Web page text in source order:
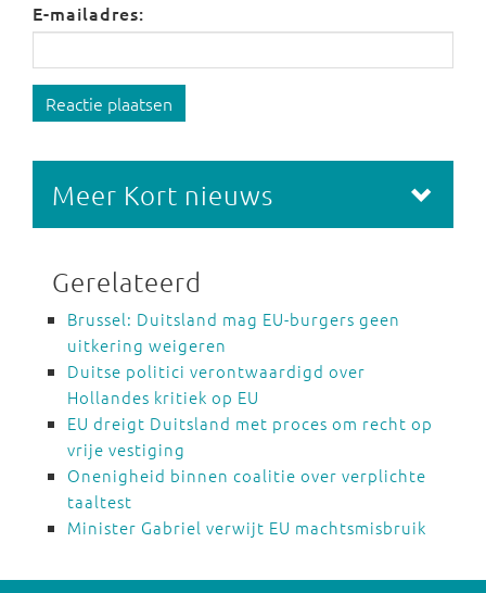
E-mailadres:
Reactie plaatsen
Meer Kort nieuws
Gerelateerd
Brussel: Duitsland mag EU-burgers geen
uitkering weigeren
Duitse politici verontwaardigd over
Hollandes kritiek op EU
EU dreigt Duitsland met proces om recht op
vrije vestiging
Onenigheid binnen coalitie over verplichte
taaltest
Minister Gabriel verwijt EU machtsmisbruik